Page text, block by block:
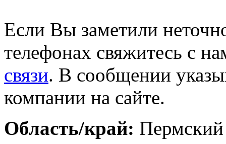
Если Вы заметили
телефонах свяжитесь с
связи. В сообщении
компании на сайте.
Область/край: